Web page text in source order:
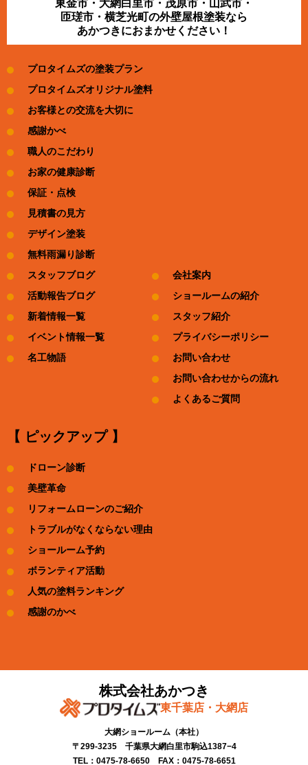
東金市・大網白里市・茂原市・山武市・
匝瑳市・横芝光町の外壁屋根塗装なら
あかつきにおまかせください！
プロタイムズの塗装プラン
プロタイムズオリジナル塗料
お客様との交流を大切に
感謝かべ
職人のこだわり
お家の健康診断
保証・点検
見積書の見方
デザイン塗装
無料雨漏り診断
スタッフブログ
活動報告ブログ
新着情報一覧
イベント情報一覧
名工物語
会社案内
ショールームの紹介
スタッフ紹介
プライバシーポリシー
お問い合わせ
お問い合わせからの流れ
よくあるご質問
【 ピックアップ 】
ドローン診断
美壁革命
リフォームローンのご紹介
トラブルがなくならない理由
ショールーム予約
ボランティア活動
人気の塗料ランキング
感謝のかべ
株式会社あかつき
東千葉店・大網店
大網ショールーム​（本社）
〒299-3235 千葉県大網白里市駒込1387−4​
TEL：0475-78-6650 FAX：0475-78-6651